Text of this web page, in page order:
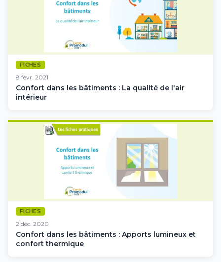
FICHES
8 févr. 2021
Confort dans les bâtiments : La qualité de l'air
intérieur
FICHES
2 déc. 2020
Confort dans les bâtiments : Apports lumineux et
confort thermique